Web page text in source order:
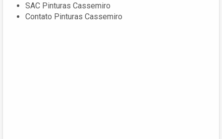
SAC Pinturas Cassemiro
Contato Pinturas Cassemiro